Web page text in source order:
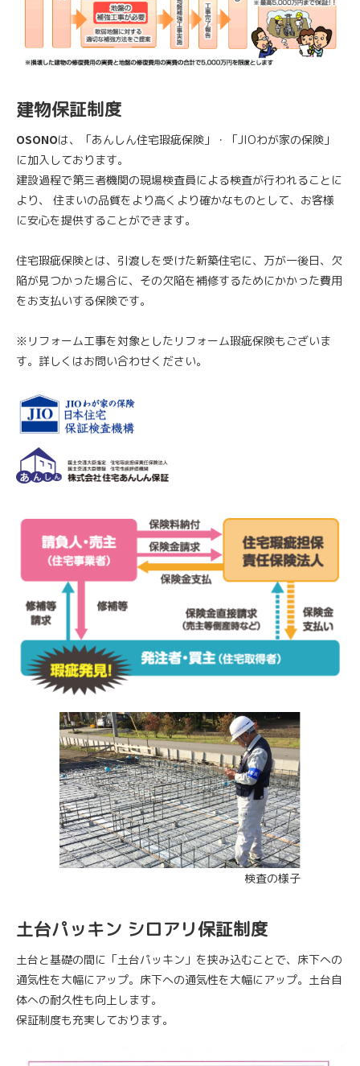
建物保証制度
OSONOは、「あんしん住宅瑕疵保険」・「JIOわが家の保険」
に加入しております。
建設過程で第三者機関の現場検査員による検査が行われることに
より、
住まいの品質をより高くより確かなものとして、お客様
に安心を提供することができます。
住宅瑕疵保険とは、引渡しを受けた新築住宅に、万が一後日、欠
陥が見つかった場合に、その欠陥を補修するためにかかった費用
をお支払いする保険です。
※リフォーム工事を対象としたリフォーム瑕疵保険もございま
す。詳しくはお問い合わせください。
検査の様子
土台パッキン シロアリ保証制度
土台と基礎の間に「土台パッキン」を挟み込むことで、床下への
通気性を大幅にアップ。床下への通気性を大幅にアップ。土台自
体への耐久性も向上します。
保証制度も充実しております。